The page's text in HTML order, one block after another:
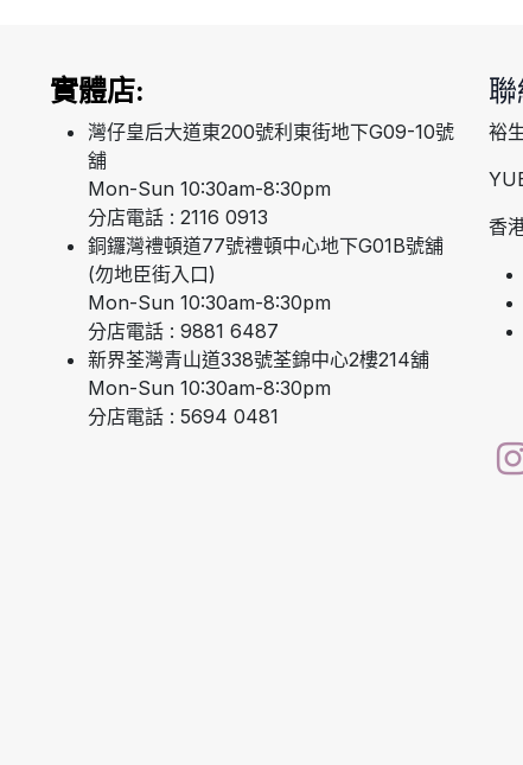
裕
香
實體店:
灣仔皇后大道東200號利東街地下G09-10號
舖
Mon-Sun 10:30am-8:30pm
分店電話 : 2116 0913
銅鑼灣禮頓道77號禮頓中心地下G01B號舖
(勿地臣街入口)
Mon-Sun 10:30am-8:30pm
分店電話 : 9881 6487
新界荃灣青山道338號荃錦中心2樓214舖
Mon-Sun 10:30am-8:30pm
分店電話 : 5694 0481